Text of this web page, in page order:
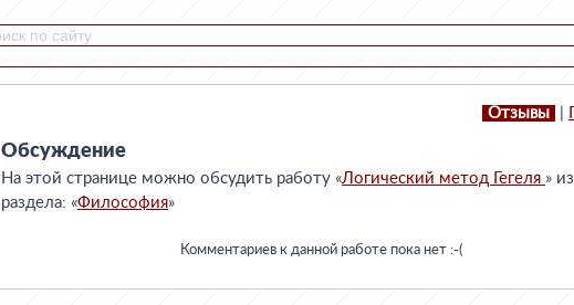
Отзывы
Обсуждение
На этой странице можно обсудить работу «Логический метод Гегеля » из
раздела: «Философия»
Комментариев к данной работе пока нет :-(